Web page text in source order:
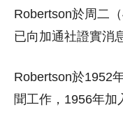
Robertson於周二
已向加通社證實消
Robertson於1952
聞工作，1956年加